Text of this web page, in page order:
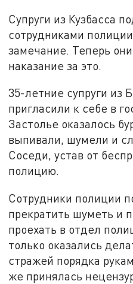
Супруги из Кузбасса
сотрудниками
замечание. Теперь
наказание за это.
35-летние супруги из
пригласили к себе в
Застолье оказалось
выпивали, шумели и
Соседи, устав от
полицию.
Сотрудники полиции
прекратить шуметь и
проехать в отдел
только оказались
стражей порядка
же принялась